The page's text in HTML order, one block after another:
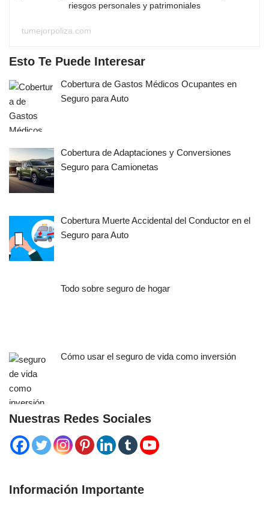
riesgos personales y patrimoniales
tumejorpoliza.com
Esto Te Puede Interesar
Cobertura de Gastos Médicos Ocupantes en
Seguro para Auto
Cobertura de Adaptaciones y Conversiones
Seguro para Camionetas
Cobertura Muerte Accidental del Conductor en el
Seguro para Auto
Todo sobre seguro de hogar
Cómo usar el seguro de vida como inversión
Nuestras Redes Sociales
Información Importante